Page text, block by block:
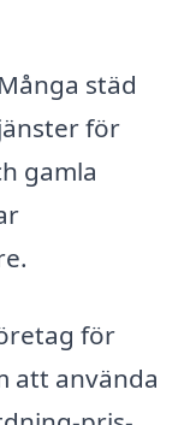
Många städ
för
gamla
för
att använda